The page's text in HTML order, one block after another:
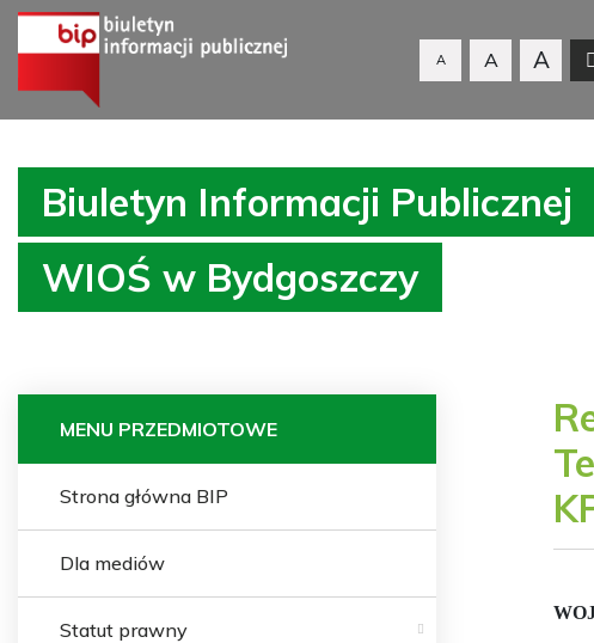
A A A
Biuletyn Informacji Publicznej
WIOŚ w Bydgoszczy
MENU PRZEDMIOTOWE
Strona główna BIP
Dla mediów
Statut prawny